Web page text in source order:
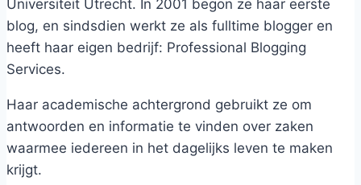
Universiteit Utrecht. In 2001 begon ze haar eerste
blog, en sindsdien werkt ze als fulltime blogger en
heeft haar eigen bedrijf: Professional Blogging
Services.
Haar academische achtergrond gebruikt ze om
antwoorden en informatie te vinden over zaken
waarmee iedereen in het dagelijks leven te maken
krijgt.